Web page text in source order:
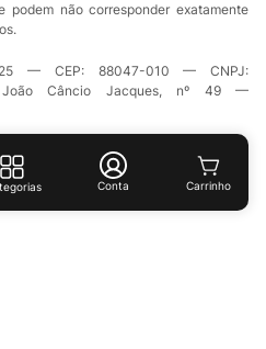
Conta
podem não corresponder exatamente
— CEP: 88047-010 — CNPJ:
João Câncio Jacques, nº 49 —